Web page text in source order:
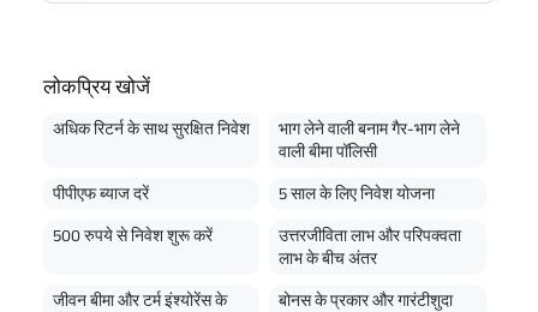
लोकप्रिय खोजें
अधिक रिटर्न के साथ सुरक्षित निवेश
भाग लेने वाली बनाम गैर-भाग लेने
वाली बीमा पॉलिसी
पीपीएफ ब्याज दरें 5 साल के लिए निवेश योजना
500 रुपये से निवेश शुरू करें
उत्तरजीविता लाभ और परिपक्वता
लाभ के बीच अंतर
जीवन बीमा और टर्म इंश्योरेंस के
बोनस के प्रकार और गारंटीशुदा